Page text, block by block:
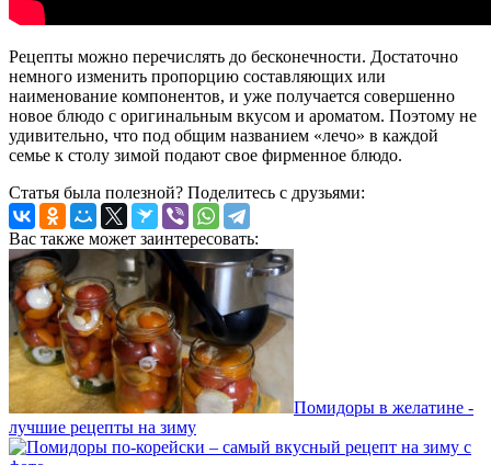
Рецепты можно перечислять до бесконечности. Достаточно
немного изменить пропорцию составляющих или
наименование компонентов, и уже получается совершенно
новое блюдо с оригинальным вкусом и ароматом. Поэтому не
удивительно, что под общим названием «лечо» в каждой
семье к столу зимой подают свое фирменное блюдо.
Статья была полезной? Поделитесь с друзьями:
Вас также может заинтересовать:
Помидоры в желатине -
лучшие рецепты на зиму